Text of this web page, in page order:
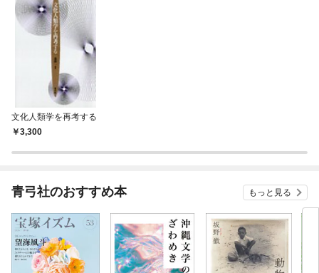
文化人類学を再考する
3,300
青弓社のおすすめ本 もっと見る